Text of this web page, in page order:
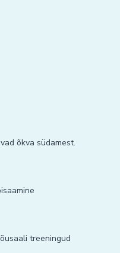
õkva südamest.
treeningud